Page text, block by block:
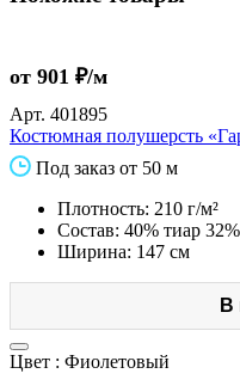
от 901 ₽/м
Арт. 401895
Костюмная полушерсть
Под заказ от 50 м
Плотность: 210 г/м²
Состав: 40% тиар
Ширина: 147 см
В
Цвет : Фиолетовый